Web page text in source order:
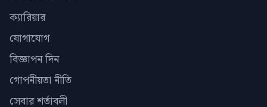
ক্যারিয়ার
যোগাযোগ
বিজ্ঞাপন দিন
গোপনীয়তা নীতি
সেবার শর্তাবলী